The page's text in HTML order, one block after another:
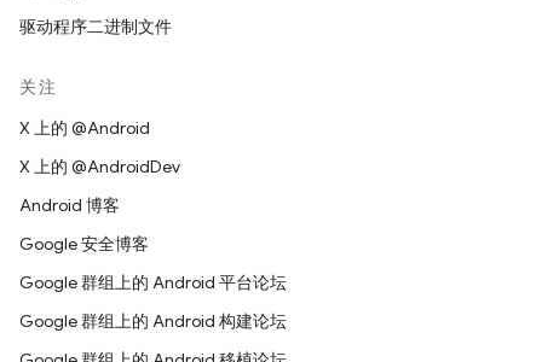
驱动程序二进制文件
关注
X 上的 @Android
X 上的 @AndroidDev
Android 博客
Google 安全博客
Google 群组上的 Android 平台论坛
Google 群组上的 Android 构建论坛